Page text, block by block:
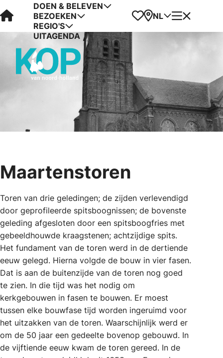
Visit Kop van Holland
DOEN & BELEVEN
BEZOEKEN
REGIO'S
UITAGENDA
Favorieten
Kaart
NL Menu
Maartenstoren
Toren van drie geledingen; de zijden verlevendigd
door geprofileerde spitsboognissen; de bovenste
geleding afgesloten door een spitsboogfries met
gebeeldhouwde kraagstenen; achtzijdige spits.
Het fundament van de toren werd in de dertiende
eeuw gelegd. Hierna volgde de bouw in vier fasen.
Dat is aan de buitenzijde van de toren nog goed
te zien. In die tijd was het nodig om
kerkgebouwen in fasen te bouwen. Er moest
tussen elke bouwfase tijd worden ingeruimd voor
het uitzakken van de toren. Waarschijnlijk werd er
om de 50 jaar een gedeelte bovenop gebouwd. In
de vijftiende eeuw kwam de toren gereed. In de